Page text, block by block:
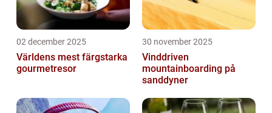
02 december 2025
Världens mest färgstarka
gourmetresor
30 november 2025
Vinddriven
mountainboarding på
sanddyner